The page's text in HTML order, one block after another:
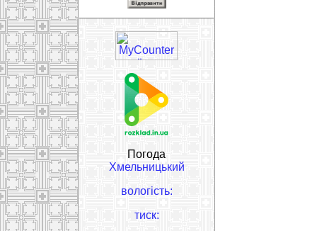
Погода
Хмельницький
вологість:
тиск: